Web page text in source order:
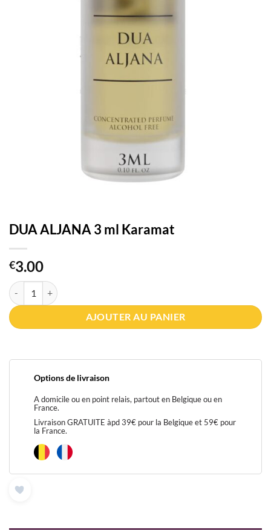
DUA ALJANA 3 ml Karamat
€3.00
quantité de DUA ALJANA 3 ml Karamat
AJOUTER AU PANIER
Options de livraison
A domicile ou en point relais, partout en Belgique ou en
France.
Livraison GRATUITE àpd 39€ pour la Belgique et 59€ pour
la France.